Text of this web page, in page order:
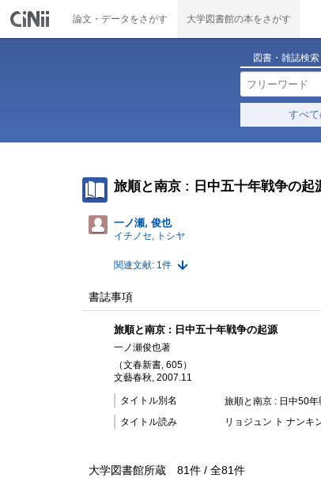
論文・データをさがす 大学図書館の本をさがす
図書・雑誌検索
すべ
旅順と南京 : 日中五十年戦争の起
一ノ瀬, 俊也
イチノセ, トシヤ
関連文献: 1件
書誌事項
旅順と南京 : 日中五十年戦争の起源
一ノ瀬俊也著
（文春新書, 605）
文藝春秋, 2007.11
タイトル別名
旅順と南京 : 日中50
タイトル読み
リョジュン ト ナンキ
大学図書館所蔵 81件 / 全81件